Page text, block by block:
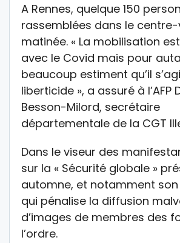
A Rennes, quelque 150
rassemblées dans le
matinée. « La mobilisation
avec le Covid mais pour
beaucoup estiment qu’il
liberticide », a assuré à l’AFP
Besson-Milord, secrétaire
départementale de la CGT
Dans le viseur des
sur la « Sécurité globale »
automne, et notamment
qui pénalise la diffusion
d’images de membres des
l’ordre.